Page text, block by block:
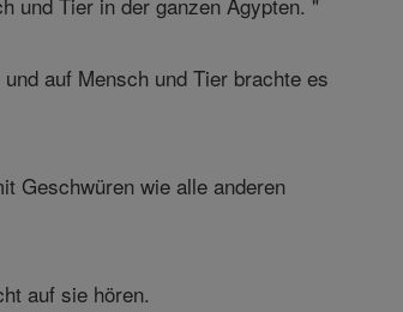
auf Mensch und Tier brachte es
Geschwüren wie alle anderen
auf sie hören.